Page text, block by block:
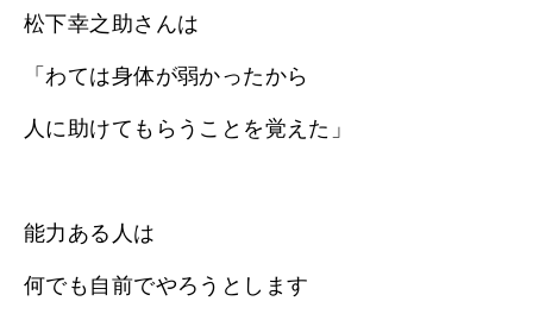
松下幸之助さんは
「わては身体が弱かったから
人に助けてもらうことを覚えた」
能力ある人は
何でも自前でやろうとします